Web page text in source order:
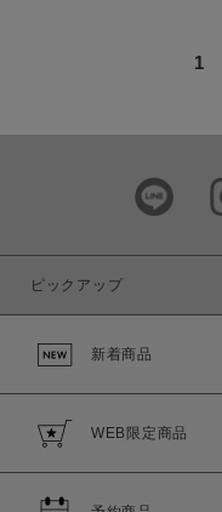
1
ピックアップ
新着商品
WEB限定商品